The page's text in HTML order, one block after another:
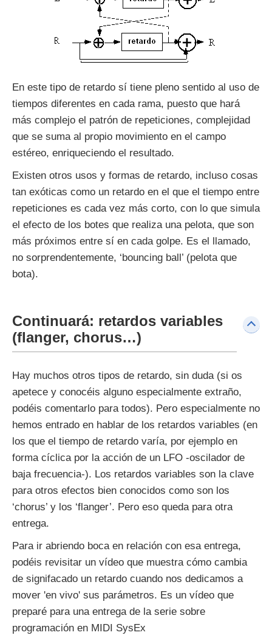
En este tipo de retardo sí tiene pleno sentido al uso de
tiempos diferentes en cada rama, puesto que hará
más complejo el patrón de repeticiones, complejidad
que se suma al propio movimiento en el campo
estéreo, enriqueciendo el resultado.
Existen otros usos y formas de retardo, incluso cosas
tan exóticas como un retardo en el que el tiempo entre
repeticiones es cada vez más corto, con lo que simula
el efecto de los botes que realiza una pelota, que son
más próximos entre sí en cada golpe. Es el llamado,
no sorprendentemente, ‘bouncing ball’ (pelota que
bota).
Continuará: retardos variables
(flanger, chorus…)
Hay muchos otros tipos de retardo, sin duda (si os
apetece y conocéis alguno especialmente extraño,
podéis comentarlo para todos). Pero especialmente no
hemos entrado en hablar de los retardos variables (en
los que el tiempo de retardo varía, por ejemplo en
forma cíclica por la acción de un LFO -oscilador de
baja frecuencia-). Los retardos variables son la clave
para otros efectos bien conocidos como son los
‘chorus’ y los ‘flanger’. Pero eso queda para otra
entrega.
Para ir abriendo boca en relación con esa entrega,
podéis revisitar un vídeo que muestra cómo cambia
de signifacado un retardo cuando nos dedicamos a
mover 'en vivo' sus parámetros. Es un vídeo que
preparé para una entrega de la serie sobre
programación en MIDI SysEx